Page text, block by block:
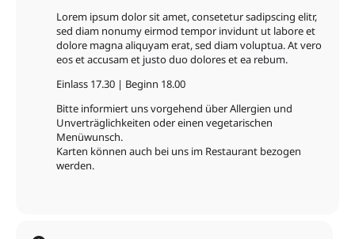
Lorem ipsum dolor sit amet, consetetur sadipscing elitr,
sed diam nonumy eirmod tempor invidunt ut labore et
dolore magna aliquyam erat, sed diam voluptua. At vero
eos et accusam et justo duo dolores et ea rebum.
Einlass 17.30 | Beginn 18.00
Bitte informiert uns vorgehend über Allergien und
Unverträglichkeiten oder einen vegetarischen
Menüwunsch.
Karten können auch bei uns im Restaurant bezogen
werden.